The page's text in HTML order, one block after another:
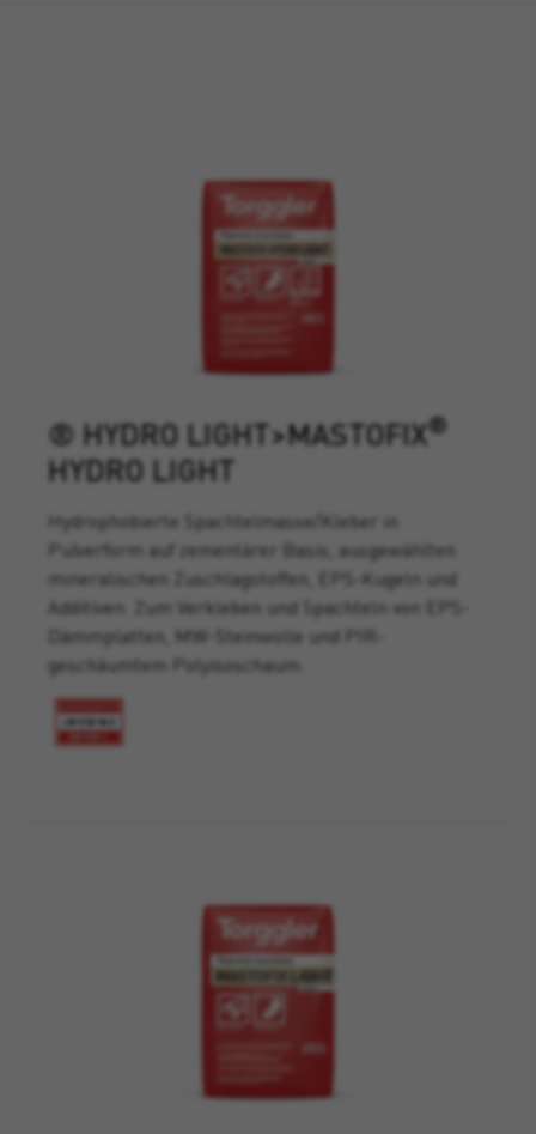
® HYDRO LIGHT>MASTOFIX®
HYDRO LIGHT
Hydrophobierte Spachtelmasse/Kleber in
Pulverform auf zementärer Basis, ausgewählten
mineralischen Zuschlagstoffen, EPS-Kugeln und
Additiven. Zum Verkleben und Spachteln von EPS-
Dämmplatten, MW-Steinwolle und PIR-
geschäumtem Polyisoschaum.